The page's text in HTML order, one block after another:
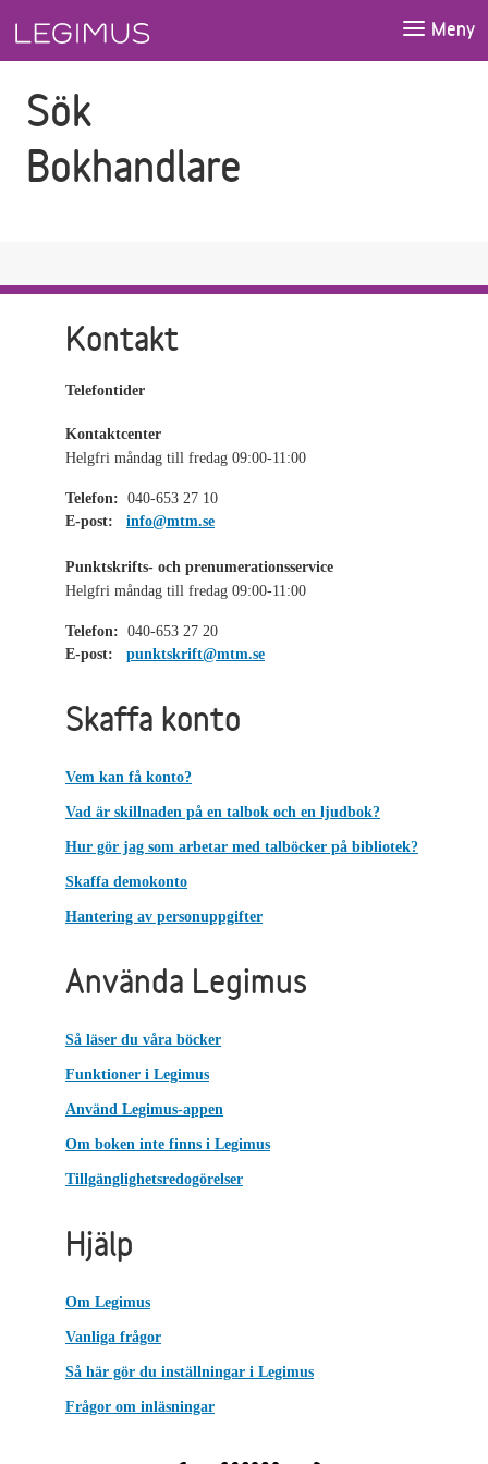
Meny
Sök
Bokhandlare
Kontakt
Telefontider
Kontaktcenter
Helgfri måndag till fredag 09:00-11:00
Telefon: 040-653 27 10
E-post:
info@mtm.se
Punktskrifts- och prenumerationsservice
Helgfri måndag till fredag 09:00-11:00
Telefon: 040-653 27 20
E-post:
punktskrift@mtm.se
Skaffa konto
Vem kan få konto?
Vad är skillnaden på en talbok och en ljudbok?
Hur gör jag som arbetar med talböcker på bibliotek?
Skaffa demokonto
Hantering av personuppgifter
Använda Legimus
Så läser du våra böcker
Funktioner i Legimus
Använd Legimus-appen
Om boken inte finns i Legimus
Tillgänglighetsredogörelser
Hjälp
Om Legimus
Vanliga frågor
Så här gör du inställningar i Legimus
Frågor om inläsningar